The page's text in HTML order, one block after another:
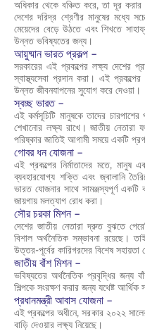
অধিকার থেকে বঞ্চিত করে, তা দূর করার
দেশের দরিদ্র শ্রেণীর মানুষের মধ্যে
মেয়েদের বেড়ে উঠতে এবং শিখতে
উন্নত ভবিষ্যতের জন্য।
আয়ুষ্মান ভারত প্রকল্প –
সরকারের এই প্রকল্পের লক্ষ্য দেশের
স্বাস্থ্যসেবা প্রদান করা। এই
উন্নত জীবনযাপনের সুযোগ করে দেওয়া।
স্বচ্ছ ভারত –
এই কর্মসূচিটি মানুষকে তাদের
শেখানোর লক্ষ্য রাখে। জাতীয় নেতারা
পরিষ্কার জাতিই আগামী সময়ে একটি
গোবর ধন যোজনা –
এই প্রকল্পের নির্মাতাদের মতে, মানুষ
ব্যবহারযোগ্য শক্তি এবং জ্বালানি
ভারত যোজনার সাথে সামঞ্জস্যপূর্ণ একটি
জায়গায় মলত্যাগ রোধ করা।
সৌর চরকা মিশন –
দেশের জাতীয় নেতারা দ্রুত বুঝতে
বিশাল অর্থনৈতিক সম্ভাবনা রয়েছে।
উত্তর-পূর্বের কারিগরদের বিশেষ সহায়তা
জাতীয় বাঁশ মিশন –
ভবিষ্যতের অর্থনৈতিক প্রবৃদ্ধির জন্য
শিল্পকে সংরক্ষণ করার জন্য যথেষ্ট আর্থিক
প্রধানমন্ত্রী আবাস যোজনা –
এই প্রকল্পের অধীনে, সরকার ২০২২
বাড়ি দেওয়ার লক্ষ্য নিয়েছে।